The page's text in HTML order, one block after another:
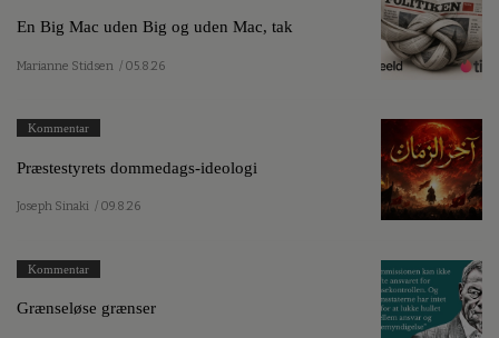
En Big Mac uden Big og uden Mac, tak
Marianne Stidsen / 05.8.26
Kommentar
Præstestyrets dommedags-ideologi
Joseph Sinaki / 09.8.26
Kommentar
Grænseløse grænser